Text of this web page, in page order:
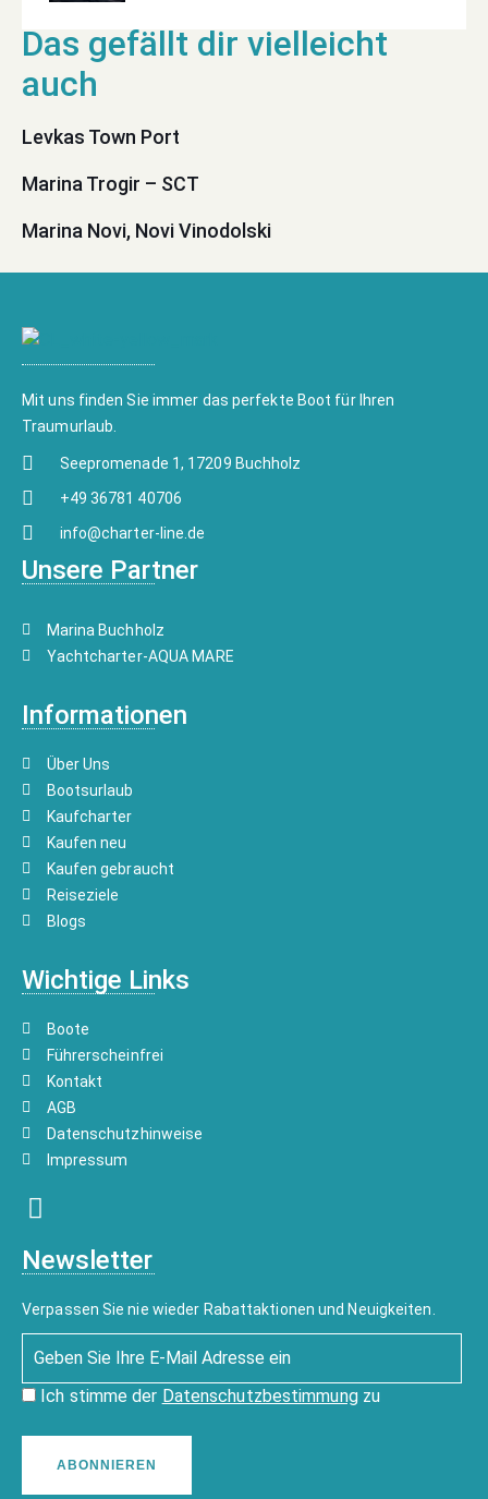
Levkas Town Port
Marina Trogir – SCT
Marina Novi, Novi Vinodolski
Mit uns finden Sie immer das perfekte Boot für Ihren
Traumurlaub.
Seepromenade 1, 17209 Buchholz
+49 36781 40706
info@charter-line.de
Unsere Partner
Marina Buchholz
Yachtcharter-AQUA MARE
Informationen
Über Uns
Bootsurlaub
Kaufcharter
Kaufen neu
Kaufen gebraucht
Reiseziele
Blogs
Wichtige Links
Boote
Führerscheinfrei
Kontakt
AGB
Datenschutzhinweise
Impressum
Newsletter
Verpassen Sie nie wieder Rabattaktionen und Neuigkeiten.
Ich stimme der Datenschutzbestimmungzu
ABONNIEREN